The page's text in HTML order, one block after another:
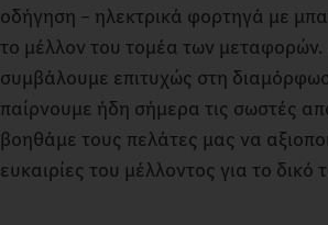
οδήγηση – ηλεκτρικά φορτηγά με
το μέλλον του τομέα των μεταφορών.
συμβάλουμε επιτυχώς στη
παίρνουμε ήδη σήμερα τις σωστές
βοηθάμε τους πελάτες μας να
ευκαιρίες του μέλλοντος για το δικό